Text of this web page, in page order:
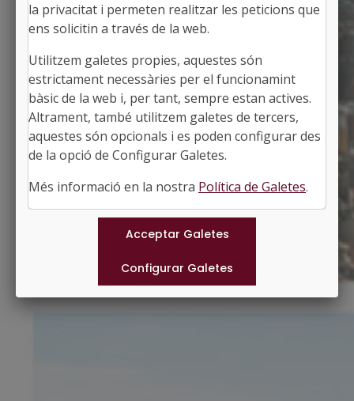
CERVERA
Alcalde: Jan Pomés López
La Segarra, Lleida
Població: 9.603
Superfície: 55,14 km2
https://www.cervera.cat
#CERVERA
Municipis
la privacitat i permeten realitzar les peticions que
ens solicitin a través de la web.
Utilitzem galetes propies, aquestes són
estrictament necessàries per el funcionamint
bàsic de la web i, per tant, sempre estan actives.
Altrament, també utilitzem galetes de tercers,
aquestes són opcionals i es poden configurar des
de la opció de Configurar Galetes.
Més informació en la nostra Política de Galetes.